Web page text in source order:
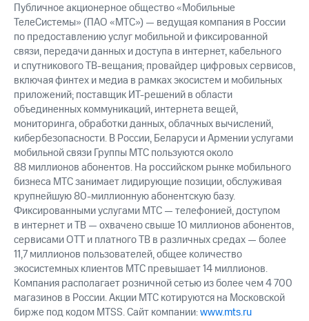
Публичное акционерное общество «Мобильные
ТелеСистемы» (ПАО «МТС») — ведущая компания в России
по предоставлению услуг мобильной и фиксированной
связи, передачи данных и доступа в интернет, кабельного
и спутникового ТВ-вещания; провайдер цифровых сервисов,
включая финтех и медиа в рамках экосистем и мобильных
приложений; поставщик ИТ-решений в области
объединенных коммуникаций, интернета вещей,
мониторинга, обработки данных, облачных вычислений,
кибербезопасности. В России, Беларуси и Армении услугами
мобильной связи Группы МТС пользуются около
88 миллионов абонентов. На российском рынке мобильного
бизнеса МТС занимает лидирующие позиции, обслуживая
крупнейшую 80-миллионную абонентскую базу.
Фиксированными услугами МТС — телефонией, доступом
в интернет и ТВ — охвачено свыше 10 миллионов абонентов,
сервисами OTT и платного ТВ в различных средах — более
11,7 миллионов пользователей, общее количество
экосистемных клиентов МТС превышает 14 миллионов.
Компания располагает розничной сетью из более чем 4 700
магазинов в России. Акции МТС котируются на Московской
бирже под кодом MTSS. Сайт компании:www.mts.ru